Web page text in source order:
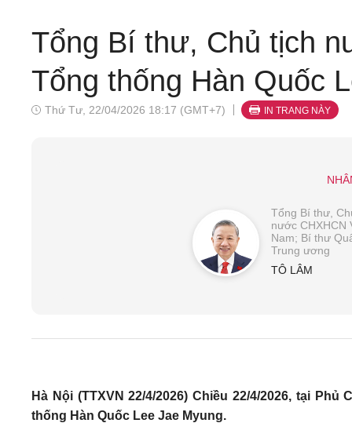
Tổng Bí thư, Chủ tịch
Tổng thống Hàn Quốc
Thứ Tư, 22/04/2026 18:17 (GMT+7) IN TRANG NÀY
Tổng Bí thư,
nước CHXHCN
Nam; Bí thư
Trung ương
TÔ LÂM
Hà Nội (TTXVN 22/4/2026) Chiều 22/4/2026, tại
thống Hàn Quốc Lee Jae Myung.